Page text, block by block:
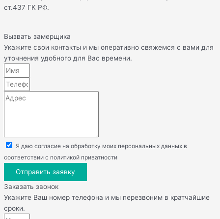
ст.437 ГК РФ.
Вызвать замерщика
Укажите свои контакты и мы оперативно свяжемся с вами для
уточнения удобного для Вас времени.
Я даю согласие на обработку моих персональных данных в
соответствии с политикой приватности
Отправить заявку
Заказать звонок
Укажите Ваш номер телефона и мы перезвоним в кратчайшие
сроки.